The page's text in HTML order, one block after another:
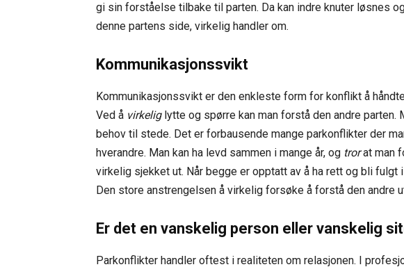
gi sin forståelse tilbake til parten. Da kan indre knuter løsnes
denne partens side, virkelig handler om.
Kommunikasjonssvikt
Kommunikasjonssvikt er den enkleste form for konflikt å
Ved å virkelig lytte og spørre kan man forstå den andre
behov til stede. Det er forbausende mange parkonflikter der
hverandre. Man kan ha levd sammen i mange år, og trorat man
virkelig sjekket ut. Når begge er opptatt av å ha rett og bli
Den store anstrengelsen å virkelig forsøke å forstå den andre
Er det en vanskelig person eller vanskelig
Parkonflikter handler oftest i realiteten om relasjonen. I